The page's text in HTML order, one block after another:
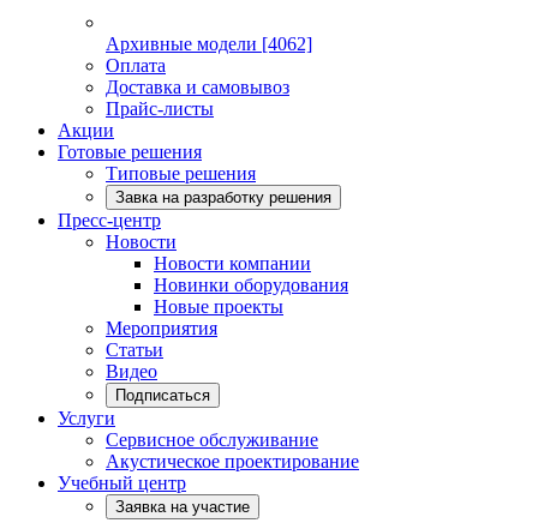
Архивные модели [4062]
Оплата
Доставка и самовывоз
Прайс-листы
Акции
Готовые решения
Типовые решения
Завка на разработку решения
Пресс-центр
Новости
Новости компании
Новинки оборудования
Новые проекты
Мероприятия
Статьи
Видео
Подписаться
Услуги
Сервисное обслуживание
Акустическое проектирование
Учебный центр
Заявка на участие